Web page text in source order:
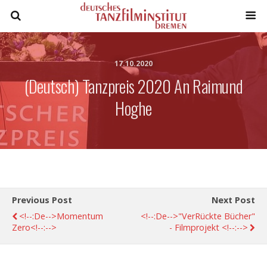
17.10.2020
(Deutsch) Tanzpreis 2020 An Raimund
Hoghe
Previous Post
<!--:de-->Momentum
Zero<!--:-->
Next Post
<!--:de-->"VerRückte Bücher"
- Filmprojekt <!--:-->